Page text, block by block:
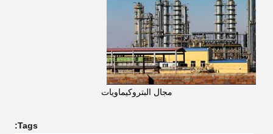
مجال البتروكيماويات
Tags: